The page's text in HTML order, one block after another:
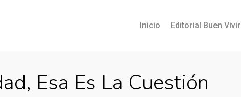
Inicio Editorial Buen Vivir
Esa Es La Cuestión